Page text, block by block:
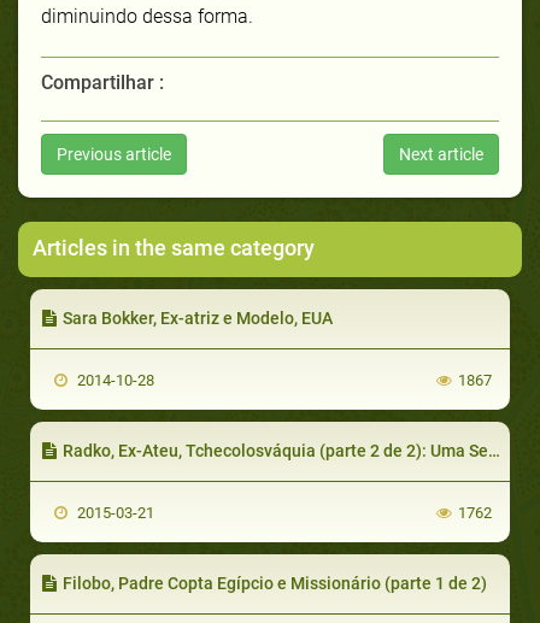
diminuindo dessa forma.
Compartilhar :
Previous article Next article
Articles in the same category
Sara Bokker, Ex-atriz e Modelo, EUA
2014-10-28 1867
Radko, Ex-Ateu, Tchecolosváquia (parte 2 de 2): Uma Semente Plantada Cresce Alta e Forte
2015-03-21 1762
Filobo, Padre Copta Egípcio e Missionário (parte 1 de 2)